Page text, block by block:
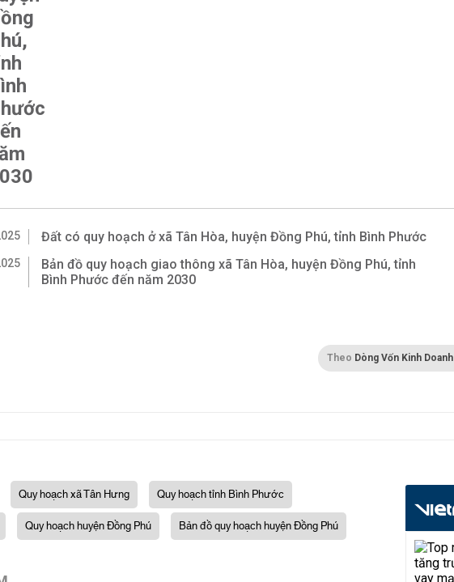
Đất có quy hoạch ở xã Tân Hòa, huyện Đồng Phú, tỉnh Bình Phước
Bản đồ quy hoạch giao thông xã Tân Hòa, huyện Đồng Phú, tỉnh
Bình Phước đến năm 2030
Theo Dòng Vốn Kinh Doanh
Quy hoạch xã Tân Hưng
Quy hoạch tỉnh Bình Phước
Quy hoạch huyện Đồng Phú Bản đồ quy hoạch huyện Đồng Phú